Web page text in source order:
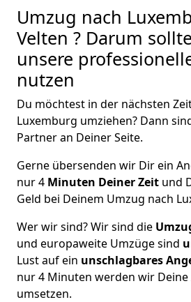
Umzug nach
Velten ? Darum
unsere
nutzen
Du möchtest in der nächsten
Luxemburg umziehen? Dann
Partner an Deiner Seite.
Gerne übersenden wir Dir ein
nur4 Minuten Deiner Zeit und
Geld bei Deinem Umzug nach
Wer wir sind? Wir sind die
und europaweite Umzüge sind
Lust auf ein unschlagbares
nur4 Minuten werden wir
umsetzen.